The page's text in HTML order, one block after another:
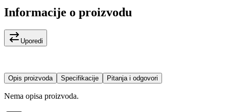
Informacije o proizvodu
Uporedi
Opis proizvoda Specifikacije Pitanja i odgovori
Nema opisa proizvoda.